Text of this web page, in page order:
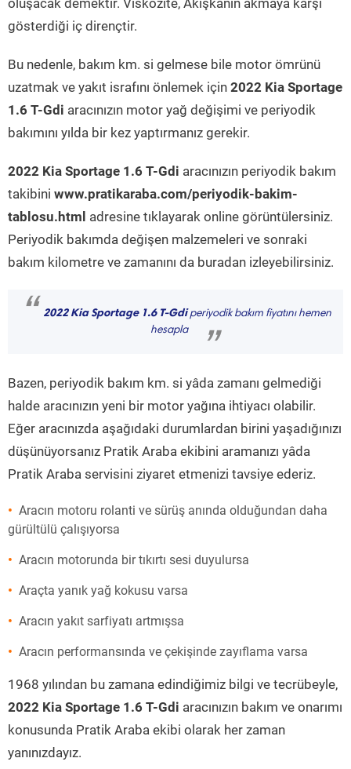
oluşacak demektir. Viskozite, Akışkanın akmaya karşı
gösterdiği iç dirençtir.
Bu nedenle, bakım km. si gelmese bile motor ömrünü
uzatmak ve yakıt israfını önlemek için 2022 Kia Sportage
1.6 T-Gdi aracınızın motor yağ değişimi ve periyodik
bakımını yılda bir kez yaptırmanız gerekir.
2022 Kia Sportage 1.6 T-Gdi aracınızın periyodik bakım
takibini www.pratikaraba.com/periyodik-bakim-
tablosu.html adresine tıklayarak online görüntülersiniz.
Periyodik bakımda değişen malzemeleri ve sonraki
bakım kilometre ve zamanını da buradan izleyebilirsiniz.
“ 2022 Kia Sportage 1.6 T-Gdiperiyodik bakım fiyatını hemen
hesapla
”
Bazen, periyodik bakım km. si yâda zamanı gelmediği
halde aracınızın yeni bir motor yağına ihtiyacı olabilir.
Eğer aracınızda aşağıdaki durumlardan birini yaşadığınızı
düşünüyorsanız Pratik Araba ekibini aramanızı yâda
Pratik Araba servisini ziyaret etmenizi tavsiye ederiz.
Aracın motoru rolanti ve sürüş anında olduğundan daha
gürültülü çalışıyorsa
Aracın motorunda bir tıkırtı sesi duyulursa
Araçta yanık yağ kokusu varsa
Aracın yakıt sarfiyatı artmışsa
Aracın performansında ve çekişinde zayıflama varsa
1968 yılından bu zamana edindiğimiz bilgi ve tecrübeyle,
2022 Kia Sportage 1.6 T-Gdi aracınızın bakım ve onarımı
konusunda Pratik Araba ekibi olarak her zaman
yanınızdayız.